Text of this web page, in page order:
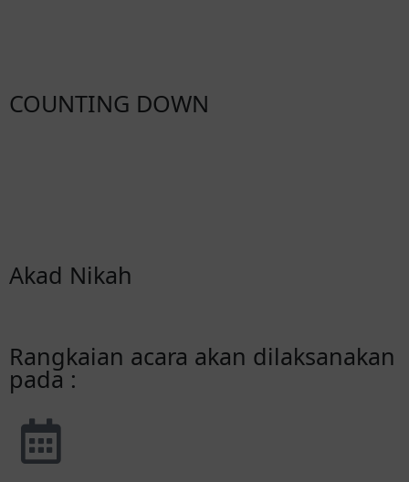
COUNTING DOWN
Akad Nikah
Rangkaian acara akan dilaksanakan
pada :